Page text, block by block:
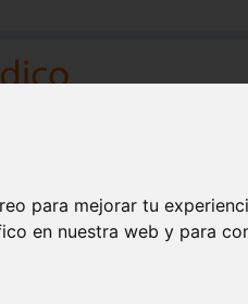
para mejorar tu
en nuestra web y para